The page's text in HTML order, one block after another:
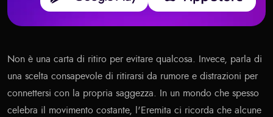
Non è una carta di ritiro per evitare qualcosa. Invece, parla di
una scelta consapevole di ritirarsi da rumore e distrazioni per
connettersi con la propria saggezza. In un mondo che spesso
celebra il movimento costante, l'Eremita ci ricorda che alcune